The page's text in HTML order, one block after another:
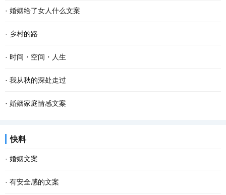
· 婚姻给了女人什么文案
· 乡村的路
· 时间・空间・人生
· 我从秋的深处走过
· 婚姻家庭情感文案
快料
· 婚姻文案
· 有安全感的文案